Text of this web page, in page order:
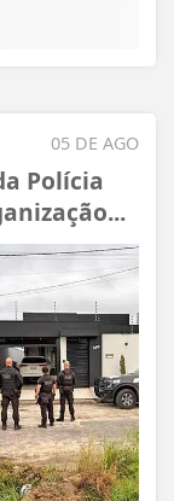
05 DE AGO
Polícia